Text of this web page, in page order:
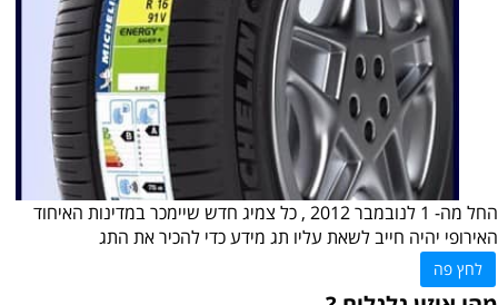
החל מה- 1 לנובמבר 2012 , כל צמיג חדש שיימכר במדינות האיחוד
האירופי יהיה חייב לשאת עליו תג מידע כדי להכיר את התג
לחץ פה